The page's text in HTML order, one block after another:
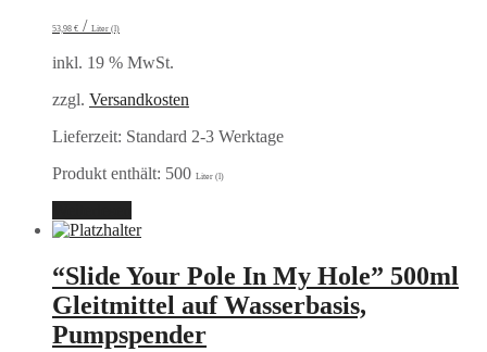
53,98 € / Liter (l)
inkl. 19 % MwSt.
zzgl. Versandkosten
Lieferzeit: Standard 2-3 Werktage
Produkt enthält: 500 Liter (l)
“Slide Your Pole In My Hole” 500ml
Gleitmittel auf Wasserbasis,
Pumpspender